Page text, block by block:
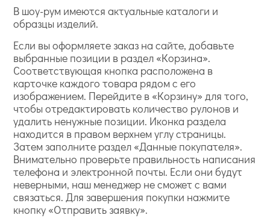
В шоу-рум имеются актуальные каталоги и
образцы изделий.
Если вы оформляете заказ на сайте, добавьте
выбранные позиции в раздел «Корзина».
Соответствующая кнопка расположена в
карточке каждого товара рядом с его
изображением. Перейдите в «Корзину» для того,
чтобы отредактировать количество рулонов и
удалить ненужные позиции. Иконка раздела
находится в правом верхнем углу страницы.
Затем заполните раздел «Данные покупателя».
Внимательно проверьте правильность написания
телефона и электронной почты. Если они будут
неверными, наш менеджер не сможет с вами
связаться. Для завершения покупки нажмите
кнопку «Отправить заявку».